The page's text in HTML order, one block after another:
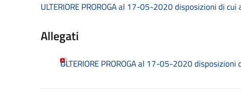
ULTERIORE PROROGA al 17-05-2020 disposizioni di
Allegati
ULTERIORE PROROGA al 17-05-2020